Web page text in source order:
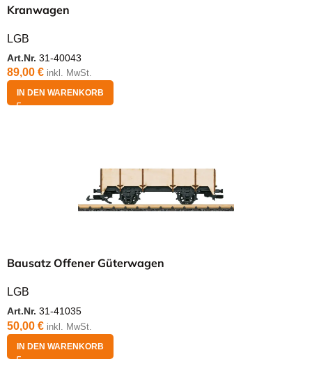
Kranwagen
LGB
Art.Nr. 31-40043
89,00 € inkl. MwSt.
IN DEN WARENKORB
Bausatz Offener Güterwagen
LGB
Art.Nr. 31-41035
50,00 € inkl. MwSt.
IN DEN WARENKORB